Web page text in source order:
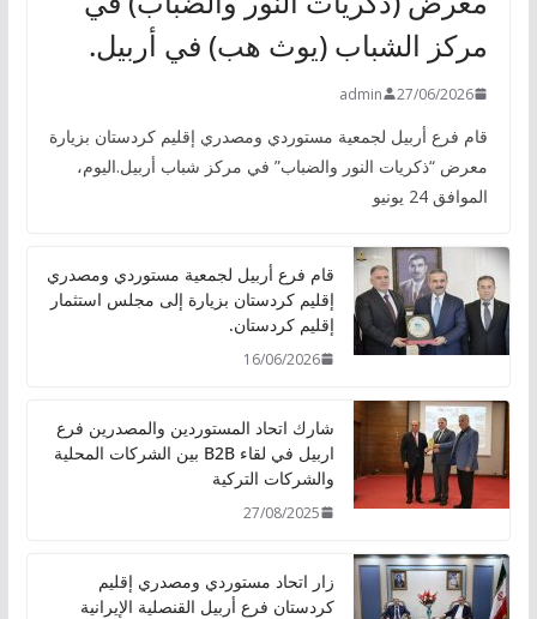
مركز الشباب (يوث هب) في أربيل.
27/06/2026
admin
قام فرع أربيل لجمعية مستوردي ومصدري إقليم كردستان بزيارة
معرض “ذكريات النور والضباب” في مركز شباب أربيل.اليوم،
الموافق 24 يونيو
قام فرع أربيل لجمعية مستوردي ومصدري
إقليم كردستان بزيارة إلى مجلس استثمار
إقليم كردستان.
16/06/2026
شارك اتحاد المستوردين والمصدرين فرع
اربيل في لقاء B2B بين الشركات المحلية
والشركات التركية
27/08/2025
زار اتحاد مستوردي ومصدري إقليم
كردستان فرع أربيل القنصلية الإيرانية